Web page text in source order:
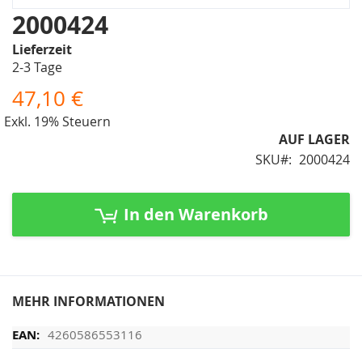
2000424
Lieferzeit
2-3 Tage
47,10 €
Exkl. 19% Steuern
AUF LAGER
SKU
2000424
In den Warenkorb
MEHR INFORMATIONEN
4260586553116
Zum
Anfang
der
Bildergalerie
springen